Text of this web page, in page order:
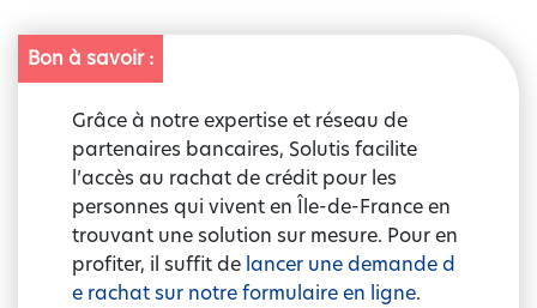
Bon à savoir :
Grâce à notre expertise et réseau de
partenaires bancaires, Solutis facilite
l’accès au rachat de crédit pour les
personnes qui vivent en Île-de-France en
trouvant une solution sur mesure. Pour en
profiter, il suffit de lancer une demande d
e rachat sur notre formulaire en ligne.